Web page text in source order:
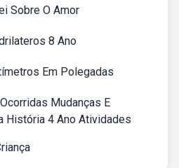
Sobre O Amor
8 Ano
Em Polegadas
Mudanças E
História 4 Ano Atividades